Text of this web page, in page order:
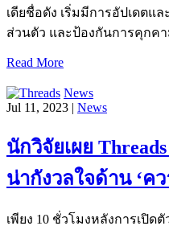
เดียชื่อดัง เริ่มมีการอัปเดตแ
ส่วนตัว และป้องกันการคุกค
Read More
News
Jul 11, 2023 | News
นักวิจัยเผย
น่ากังวลใจด้าน ‘ค
เพียง 10 ชั่วโมงหลังการเปิด